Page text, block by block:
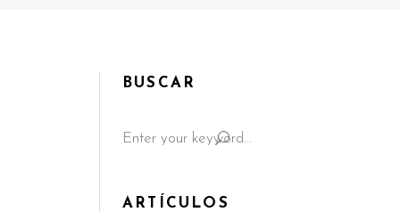
BUSCAR
for:
ARTÍCULOS